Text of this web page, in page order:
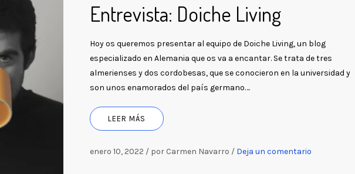
Entrevista: Doiche Living
Hoy os queremos presentar al equipo de Doiche Living, un blog
especializado en Alemania que os va a encantar. Se trata de tres
almerienses y dos cordobesas, que se conocieron en la universidad y
son unos enamorados del país germano….
LEER MÁS
enero 10, 2022 / por Carmen Navarro / Deja un comentario